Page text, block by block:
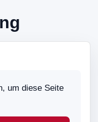
um diese Seite